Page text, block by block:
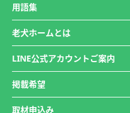
用語集
老犬ホームとは
LINE公式アカウントご案内
掲載希望
取材申込み